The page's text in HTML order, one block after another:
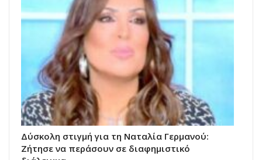
Δύσκολη στιγμή για τη Ναταλία Γερμανού:
Ζήτησε να περάσουν σε διαφημιστικό